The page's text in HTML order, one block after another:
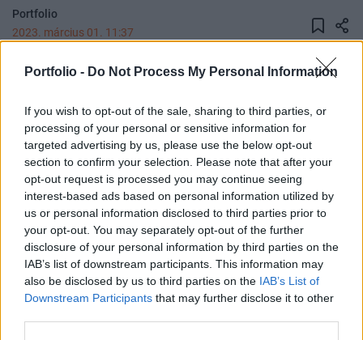
Portfolio - Do Not Process My Personal Information
If you wish to opt-out of the sale, sharing to third parties, or
processing of your personal or sensitive information for
targeted advertising by us, please use the below opt-out
section to confirm your selection. Please note that after your
opt-out request is processed you may continue seeing
interest-based ads based on personal information utilized by
us or personal information disclosed to third parties prior to
your opt-out. You may separately opt-out of the further
disclosure of your personal information by third parties on the
IAB’s list of downstream participants. This information may
also be disclosed by us to third parties on the IAB’s List of
Downstream Participants that may further disclose it to other
Portfolio
2023. március 01. 11:37
Az Amerikai Egyesült Államok jóváhagyta 600
eladását az Egyesült Királyságnak - jelentette a
Sky News.
Az amerikai külügyminisztérium jóváhagyta Javelin
páncéltörő lehetséges eladását az Egyesült Királyságnak,
125 millió dollár (közel 45 milliárd forint) értékben - közölte
a Pentagon. A külügyminisztérium által engedélyezett
lehetséges eladási csomag 600 Javelin technikai és
logisztikai támogatását tartalmazná - számoltak be. A
Pentagon védelmi biztonsági együttműködési...